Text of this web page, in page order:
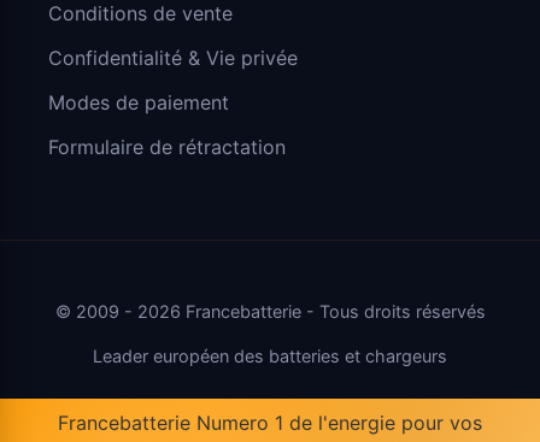
Conditions de vente
Confidentialité & Vie privée
Modes de paiement
Formulaire de rétractation
© 2009 - 2026 Francebatterie - Tous droits réservés
Leader européen des batteries et chargeurs
Francebatterie Numero 1 de l'energie pour vos